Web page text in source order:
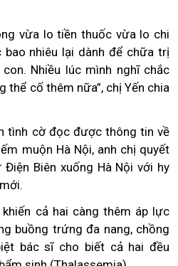
vừa lo tiền thuốc vừa lo chi
nhiêu lại dành để chữa trị
Nhiều lúc mình nghĩ chắc
thể cố thêm nữa”, chị Yến chia
tình cờ đọc được thông tin về
muộn Hà Nội, anh chị quyết
Biên xuống Hà Nội với hy
cả hai càng thêm áp lực
buồng trứng đa nang, chồng
bác sĩ cho biết cả hai đều